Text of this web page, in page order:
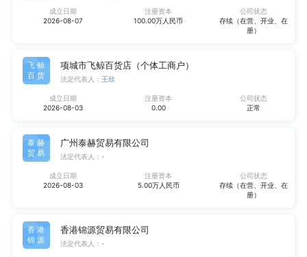
成立日期
2026-08-07
注册资本
100.00万人民币
公司状态
存续（在营、开业、在
册）
飞鲸
百货
项城市飞鲸百货店（个体工商户）
法定代表人： 王欣
成立日期
2026-08-03
注册资本
0.00
公司状态
正常
泰赫
贸易
广州泰赫贸易有限公司
法定代表人： -
成立日期
2026-08-03
注册资本
5.00万人民币
公司状态
存续（在营、开业、在
册）
香港
锦源
香港锦源贸易有限公司
法定代表人： -